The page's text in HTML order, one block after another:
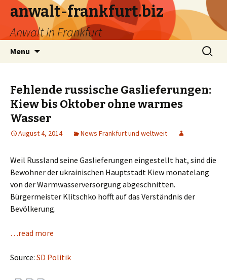
anwalt-frankfurt.biz
Anwalt in Frankfurt
Menu
Search
for:
Fehlende russische Gaslieferungen:
Kiew bis Oktober ohne warmes
Wasser
August 4, 2014 News Frankfurt und weltweit
Weil Russland seine Gaslieferungen eingestellt hat, sind die
Bewohner der ukrainischen Hauptstadt Kiew monatelang
von der Warmwasserversorgung abgeschnitten.
Bürgermeister Klitschko hofft auf das Verständnis der
Bevölkerung.
…read more
Source: SD Politik